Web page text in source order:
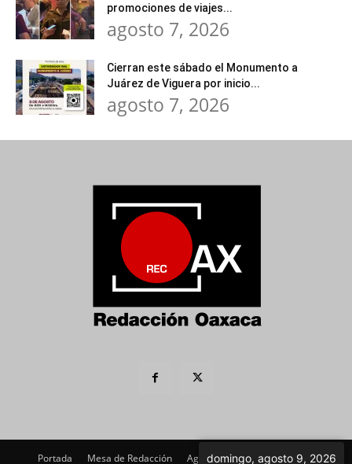
promociones de viajes...
agosto 7, 2026
Cierran este sábado el Monumento a
Juárez de Viguera por inicio...
agosto 7, 2026
Portada Mesa de Redacción Agenda Política Imagen
domingo, agosto 9, 2026